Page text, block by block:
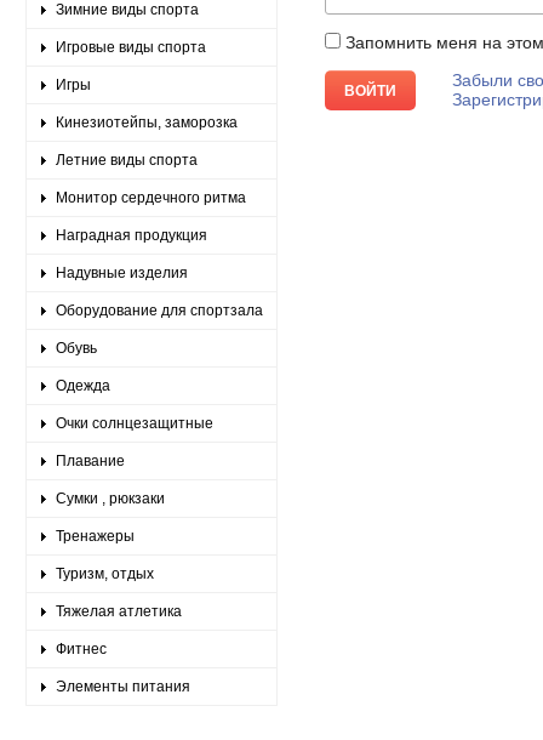
Зимние виды спорта
Игровые виды спорта
Игры
Кинезиотейпы, заморозка
Летние виды спорта
Монитор сердечного ритма
Наградная продукция
Надувные изделия
Оборудование для спортзала
Обувь
Одежда
Очки солнцезащитные
Плавание
Сумки , рюкзаки
Тренажеры
Туризм, отдых
Тяжелая атлетика
Фитнес
Элементы питания
Запомнить меня на
Забыли